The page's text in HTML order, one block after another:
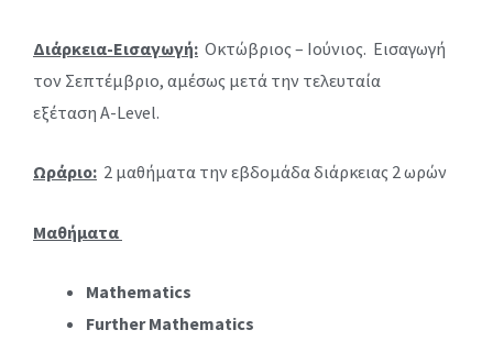
Διάρκεια-Εισαγωγή: Οκτώβριος – Ιούνιος. Εισαγωγή
τον Σεπτέμβριο, αμέσως μετά την τελευταία
εξέταση A-Level.
Ωράριο: 2 μαθήματα την εβδομάδα διάρκειας 2 ωρών
Μαθήματα
Mathematics
Further Mathematics